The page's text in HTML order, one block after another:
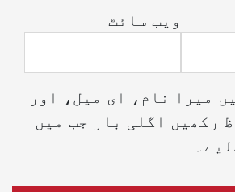
ویب‌ سائٹ
میرا نام، ای میل، اور
رکھیں اگلی بار جب میں